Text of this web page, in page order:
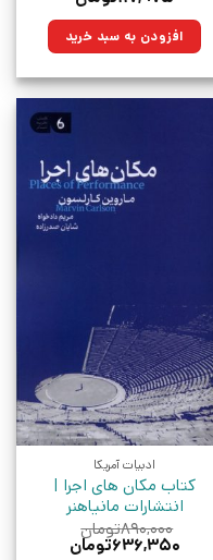
۱۶۵,۰۰۰تومان
بود.
۱۱۷,۹۷۵تومان.افزودن به سبد خرید
ادبیات آمریکا
کتاب مکان‌ های اجرا |
انتشارات مانیاهنر
۸۹۰,۰۰۰تومان
قیمت
۶۳۶,۳۵۰تومان